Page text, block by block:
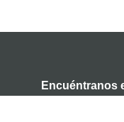
Encuéntranos